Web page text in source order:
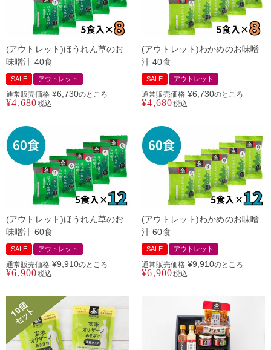
(アウトレット)ほうれん草のお
味噌汁 40食
SALE アウトレット
通常販売価格 ¥6,730のところ
¥4,680税込
(アウトレット)わかめのお味噌
汁 40食
SALE アウトレット
通常販売価格 ¥6,730のところ
¥4,680税込
(アウトレット)ほうれん草のお
味噌汁 60食
SALE アウトレット
通常販売価格 ¥9,910のところ
¥6,900税込
(アウトレット)わかめのお味噌
汁 60食
SALE アウトレット
通常販売価格 ¥9,910のところ
¥6,900税込